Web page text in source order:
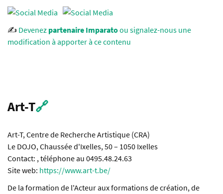
✍️ Devenez partenaire Imparatoou signalez-nous une
modification à apporter à ce contenu
Art-T🔗
Art-T, Centre de Recherche Artistique (CRA)
Le DOJO, Chaussée d'Ixelles, 50 – 1050 Ixelles
Contact: , téléphone au 0495.48.24.63
Site web: https://www.art-t.be/
De la formation de l'Acteur aux formations de création, de